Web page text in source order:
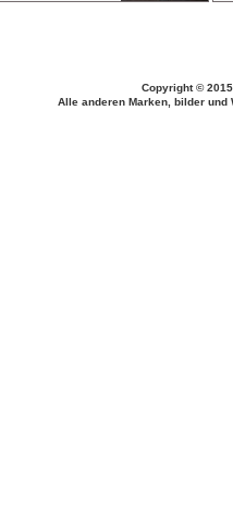
Copyright ©
Alle anderen Marken, bilder und